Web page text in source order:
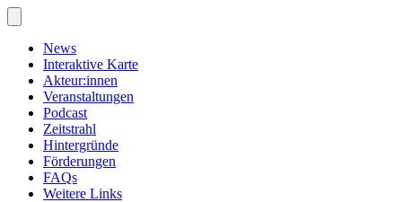
Zum
Hauptinhalt
springenNews
Interaktive Karte
Akteur:innen
Veranstaltungen
Podcast
Zeitstrahl
Hintergründe
Förderungen
FAQs
Weitere Links